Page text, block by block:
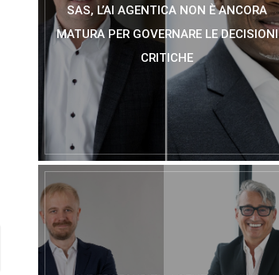
SAS, L’AI AGENTICA NON È ANCORA
MATURA PER GOVERNARE LE DECISIONI
CRITICHE